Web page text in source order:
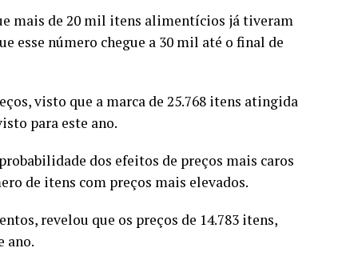
mais de 20 mil itens alimentícios já tiveram
esse número chegue a 30 mil até o final de
visto que a marca de 25.768 itens atingida
para este ano.
dos efeitos de preços mais caros
de itens com preços mais elevados.
revelou que os preços de 14.783 itens,
ano.